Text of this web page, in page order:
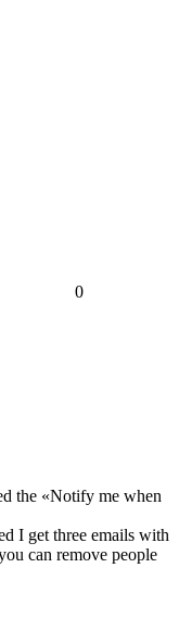
0
the «Notify me when
I get three emails with
can remove people